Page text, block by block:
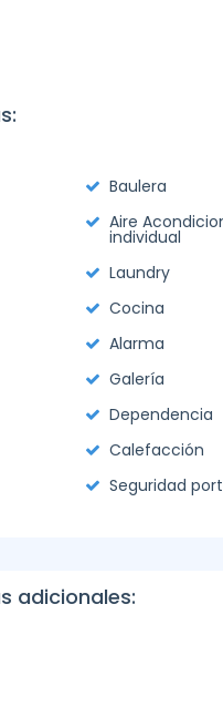
Baulera
Aire
individual
Laundry
Cocina
Alarma
Galería
Dependencia
Calefacción
Seguridad
adicionales: